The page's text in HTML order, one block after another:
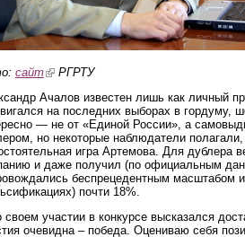
сайт(link is external)
РГРТУ
Ачалов известен лишь как личный
на последних выборах в гордуму,
— не от «Единой России», а
но некоторые наблюдатели полагали,
игра Артемова. Для дублера
и даже получил (по официальным
беспрецедентным масштабом
почти 18%.
участии в конкурсе высказался
очевидна – победа. Оцениваю себя